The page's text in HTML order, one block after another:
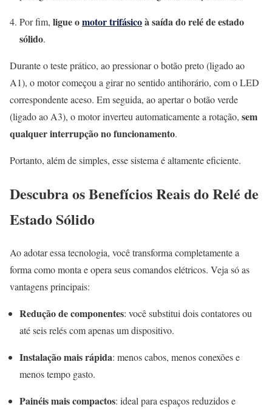
Por fim, ligue omotor trifásicoà saída do relé de estado
sólido.
Durante o teste prático, ao pressionar o botão preto (ligado ao
A1), o motor começou a girar no sentido antihorário, com o LED
correspondente aceso. Em seguida, ao apertar o botão verde
(ligado ao A3), o motor inverteu automaticamente a rotação, sem
qualquer interrupção no funcionamento.
Portanto, além de simples, esse sistema é altamente eficiente.
Descubra os Benefícios Reais do Relé de
Estado Sólido
Ao adotar essa tecnologia, você transforma completamente a
forma como monta e opera seus comandos elétricos. Veja só as
vantagens principais:
Redução de componentes: você substitui dois contatores ou
até seis relés com apenas um dispositivo.
Instalação mais rápida: menos cabos, menos conexões e
menos tempo gasto.
Painéis mais compactos: ideal para espaços reduzidos e